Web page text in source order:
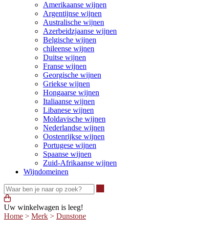
Amerikaanse wijnen
Argentijnse wijnen
Australische wijnen
Azerbeidzjaanse wijnen
Belgische wijnen
chileense wijnen
Duitse wijnen
Franse wijnen
Georgische wijnen
Griekse wijnen
Hongaarse wijnen
Italiaanse wijnen
Libanese wijnen
Moldavische wijnen
Nederlandse wijnen
Oostenrijkse wijnen
Portugese wijnen
Spaanse wijnen
Zuid-Afrikaanse wijnen
Wijndomeinen
Uw winkelwagen is leeg!
Home > Merk > Dunstone